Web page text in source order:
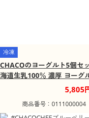
冷凍
CHACOのヨーグルト5個セ
海道生乳100％ 濃厚 ヨーグ
【送料込み】【二重包装不
【お届け不可地域：沖縄・離
5,805
商品番号：0111000004